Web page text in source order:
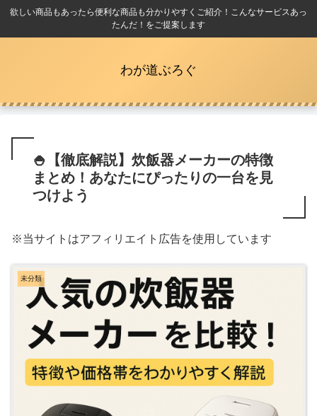
欲しい商品もあったら便利な商品も分かりやすくご紹介！こんなサービスあっ
たんだ！をご提案します
わが道ぶろぐ
🍚【徹底解説】炊飯器メーカーの特徴
まとめ！あなたにぴったりの一台を見
つけよう
※当サイトはアフィリエイト広告を使用しています
未分類